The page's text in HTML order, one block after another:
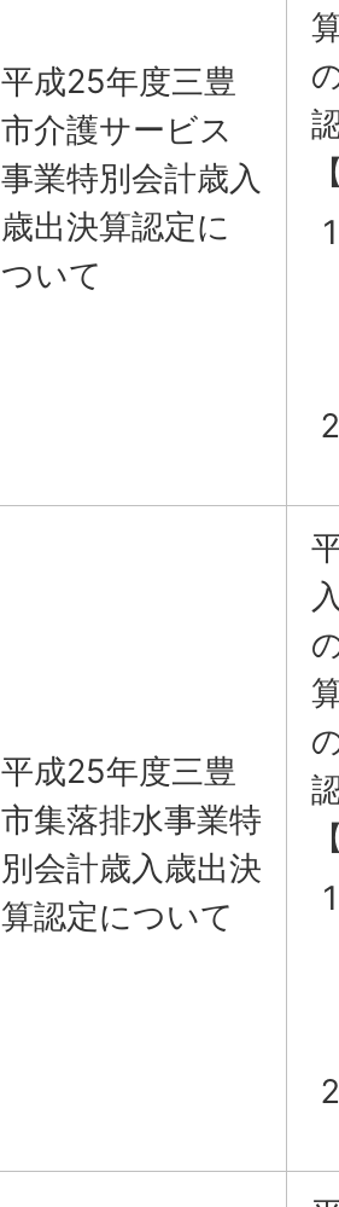
平成25年度三豊
市介護サービス
事業特別会計歳入
歳出決算認定に
ついて
平成25年度三豊
市集落排水事業特
別会計歳入歳出決
算認定について